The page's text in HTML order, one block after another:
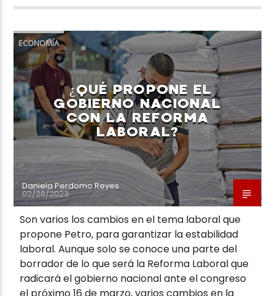
ECONOMÍA
¿QUÉ PROPONE EL
GOBIERNO NACIONAL
CON LA REFORMA
LABORAL?
Daniela Perdomo Reyes
02/28/2023
Son varios los cambios en el tema laboral que
propone Petro, para garantizar la estabilidad
laboral. Aunque solo se conoce una parte del
borrador de lo que será la Reforma Laboral que
radicará el gobierno nacional ante el congreso